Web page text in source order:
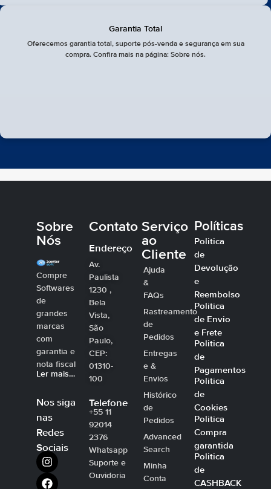
Garantia Total
Oferecemos garantia total, suporte pós-venda e segurança em sua
compra. Confira mais na página: Sobre nós.
Sobre
Nós
Compre
Softwares
de
grandes
marcas
com
garantia e
nota fiscal
Ler mais…
Nos siga
nas
Redes
Sociais
Contato
Endereço
Av.
Paulista
1230 ,
Bela
Vista,
São
Paulo,
CEP:
01310-
100
Telefone
+55 11
92014
2376
Whatsapp
Suporte e
Ouvidoria
Serviço
ao
Cliente
Ajuda
&
FAQs
Rastreamento
de
Pedidos
Entregas
e &
Envios
Histórico
de
Pedidos
Advanced
Search
Minha
Conta
Políticas
Politica
de
Devolução
e
Reembolso
Politica
de Envio
e Frete
Politica
de
Pagamentos
Politica
de
Cookies
Politica
Compra
garantida
Politica
de
CASHBACK